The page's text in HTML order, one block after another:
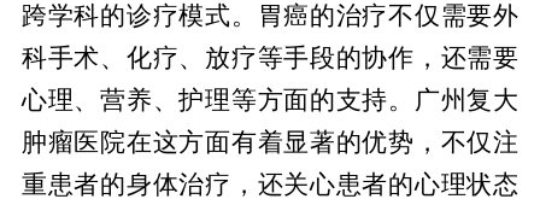
跨学科的诊疗模式。胃癌的治疗不仅需要外
科手术、化疗、放疗等手段的协作，还需要
心理、营养、护理等方面的支持。广州复大
肿瘤医院在这方面有着显著的优势，不仅注
重患者的身体治疗，还关心患者的心理状态